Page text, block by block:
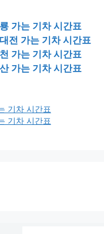
가는 기차 시간표
전 가는 기차 시간표
가는 기차 시간표
가는 기차 시간표
기차 시간표
기차 시간표